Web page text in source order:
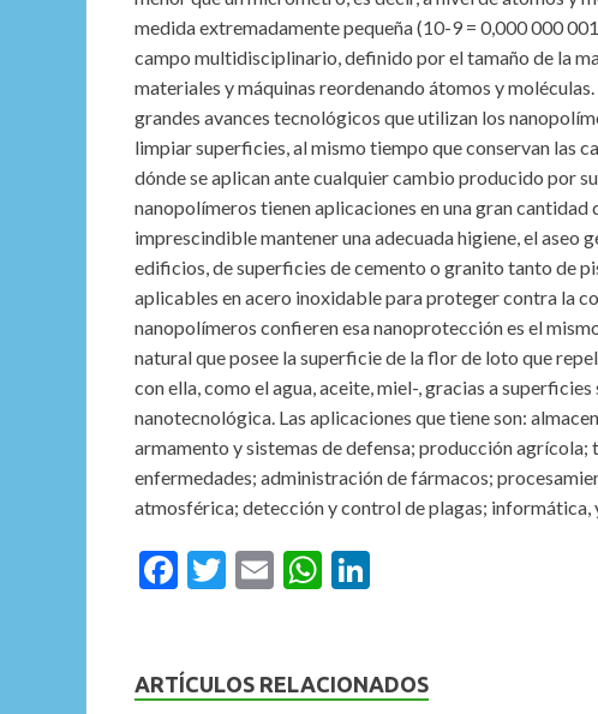
medida extremadamente pequeña (10-9 = 0,000 000
campo multidisciplinario, definido por el tamaño de la
materiales y máquinas reordenando átomos y
grandes avances tecnológicos que utilizan los
limpiar superficies, al mismo tiempo que conservan las
dónde se aplican ante cualquier cambio producido por
nanopolímeros tienen aplicaciones en una gran cantidad
imprescindible mantener una adecuada higiene, el aseo
edificios, de superficies de cemento o granito tanto de
aplicables en acero inoxidable para proteger contra la
nanopolímeros confieren esa nanoprotección es el
natural que posee la superficie de la flor de loto que
con ella, como el agua, aceite, miel-, gracias a
nanotecnológica. Las aplicaciones que tiene son:
armamento y sistemas de defensa; producción
enfermedades; administración de fármacos;
atmosférica; detección y control de plagas; informática,
F
b
T
er
E
l
W
s
dI
ARTÍCULOS RELACIONADOS